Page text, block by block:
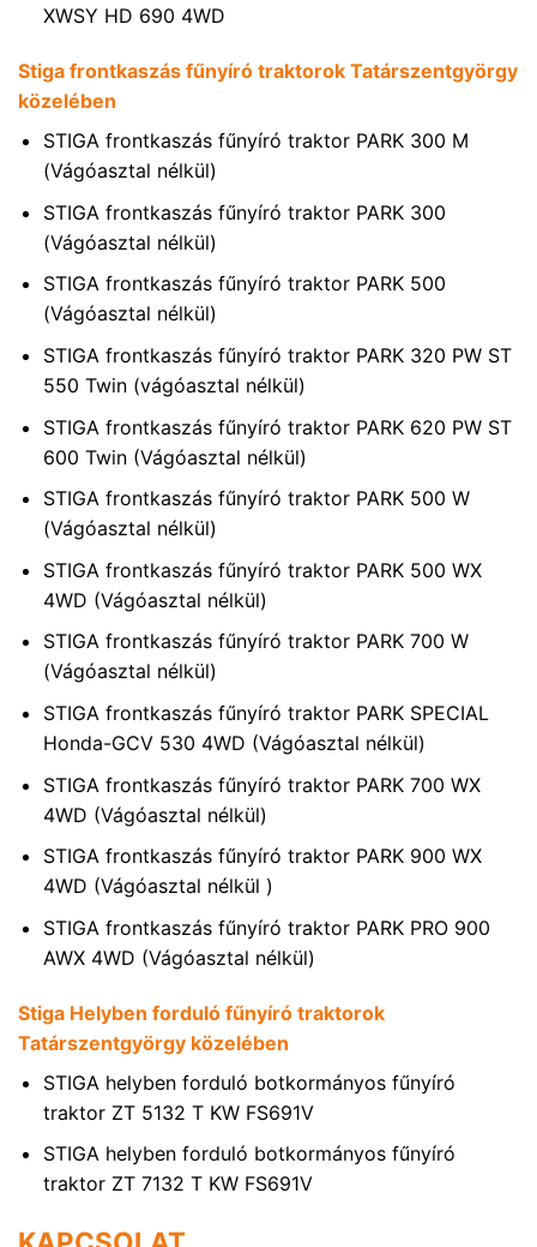
XWSY HD 690 4WD
Stiga frontkaszás fűnyíró traktorok Tatárszentgyörgy
közelében
STIGA frontkaszás fűnyíró traktor PARK 300 M
(Vágóasztal nélkül)
STIGA frontkaszás fűnyíró traktor PARK 300
(Vágóasztal nélkül)
STIGA frontkaszás fűnyíró traktor PARK 500
(Vágóasztal nélkül)
STIGA frontkaszás fűnyíró traktor PARK 320 PW ST
550 Twin (vágóasztal nélkül)
STIGA frontkaszás fűnyíró traktor PARK 620 PW ST
600 Twin (Vágóasztal nélkül)
STIGA frontkaszás fűnyíró traktor PARK 500 W
(Vágóasztal nélkül)
STIGA frontkaszás fűnyíró traktor PARK 500 WX
4WD (Vágóasztal nélkül)
STIGA frontkaszás fűnyíró traktor PARK 700 W
(Vágóasztal nélkül)
STIGA frontkaszás fűnyíró traktor PARK SPECIAL
Honda-GCV 530 4WD (Vágóasztal nélkül)
STIGA frontkaszás fűnyíró traktor PARK 700 WX
4WD (Vágóasztal nélkül)
STIGA frontkaszás fűnyíró traktor PARK 900 WX
4WD (Vágóasztal nélkül )
STIGA frontkaszás fűnyíró traktor PARK PRO 900
AWX 4WD (Vágóasztal nélkül)
Stiga Helyben forduló fűnyíró traktorok
Tatárszentgyörgy közelében
STIGA helyben forduló botkormányos fűnyíró
traktor ZT 5132 T KW FS691V
STIGA helyben forduló botkormányos fűnyíró
traktor ZT 7132 T KW FS691V